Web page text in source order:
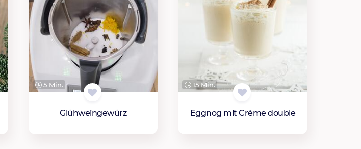
5 Min.
Glühweingewürz
15 Min.
Eggnog mit Crème double